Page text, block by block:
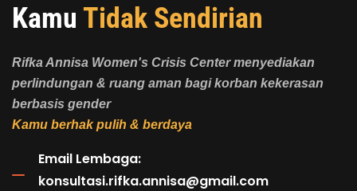
Kamu Tidak Sendirian
Rifka Annisa Women's Crisis Center menyediakan
perlindungan & ruang aman bagi korban kekerasan
berbasis gender
Kamu berhak pulih & berdaya
Email Lembaga:
konsultasi.rifka.annisa@gmail.com